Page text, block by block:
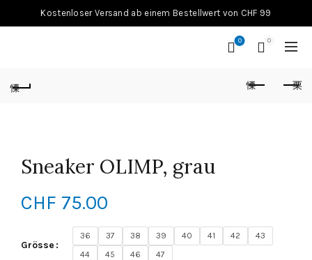
Kostenloser Versand ab einem Bestellwert von CHF 99
0 0
Sneaker OLIMP, grau
CHF 75.00
Grösse
36 37 38 39 40 41 42
43
44
45 46
47